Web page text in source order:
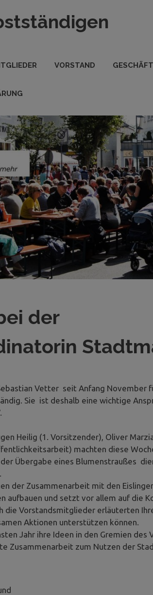
VORSTAND
der
Vetter seit Anfang November
Sie ist deshalb eine wichtige
Heilig (1. Vorsitzender), Oliver
machten diese
Übergabe eines Blumenstraußes
der Zusammenarbeit mit den
aufbauen und setzt vor allem auf die
die Vorstandsmitglieder erläuterten
Aktionen unterstützen können.
Jahr ihre Ideen in den Gremien des
Zusammenarbeit zum Nutzen der